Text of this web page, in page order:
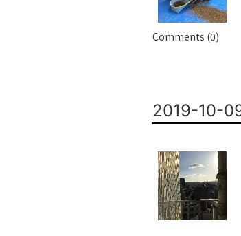
Comments (0)
2019-10-